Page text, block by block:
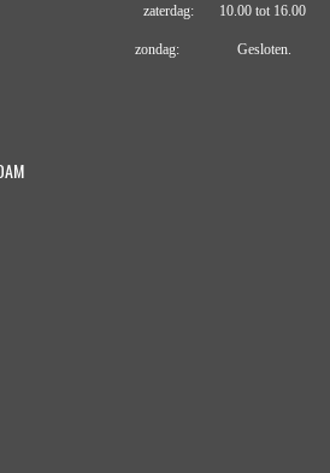
zaterdag: 10.00 tot 16.00
zondag: Gesloten.